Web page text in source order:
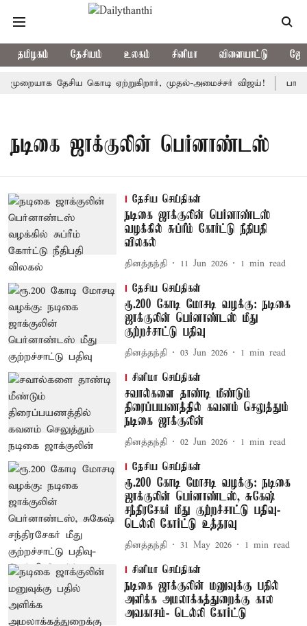
தமிழகம் தேசியம் உலகம் சினிமா விளையாட்டு
தேசிய கொடி ஏற்றுகிறார், முதல்-அமைச்சர் விஜய்!
நடிகை ஜாக்குலின் பெர்னாண்டஸ்
தேசிய செய்திகள்
நடிகை ஜாக்குலின் பெர்னாண்டஸ்
வழக்கில் சுப்ரீம் கோர்ட்டு நீதிபதி
விலகல்
தினத்தந்தி 11 Jun 2026 1 min read
தேசிய செய்திகள்
ரூ.200 கோடி மோசடி வழக்கு: நடிகை
ஜாக்குலின் பெர்னாண்டஸ் மீது
குற்றச்சாட்டு பதிவு
தினத்தந்தி 03 Jun 2026 1 min read
சினிமா செய்திகள்
சவால்களை தாண்டி மீண்டும்
திரைப்பயணத்தில் கவனம் செலுத்தும்
நடிகை ஜாக்குலின்
தினத்தந்தி 02 Jun 2026 1 min read
தேசிய செய்திகள்
ரூ.200 கோடி மோசடி வழக்கு: நடிகை
ஜாக்குலின் பெர்னாண்டஸ், சுகேஷ்
சந்திரசேகர் மீது குற்றச்சாட்டு பதிவு-
டெல்லி கோர்ட்டு உத்தரவு
தினத்தந்தி 31 May 2026 1 min read
சினிமா செய்திகள்
நடிகை ஜாக்குலின் மனுவுக்கு பதில்
அளிக்க அமலாக்கத்துறைக்கு கால
அவகாசம்- டெல்லி கோர்ட்டு